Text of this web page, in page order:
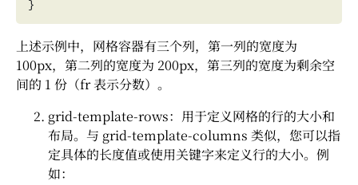
上述示例中，网格容器有三个列，第一列的宽度为
100px，第二列的宽度为 200px，第三列的宽度为剩余空
间的 1 份（fr 表示分数）。
grid-template-rows：用于定义网格的行的大小和
布局。与 grid-template-columns 类似，您可以指
定具体的长度值或使用关键字来定义行的大小。例
如：